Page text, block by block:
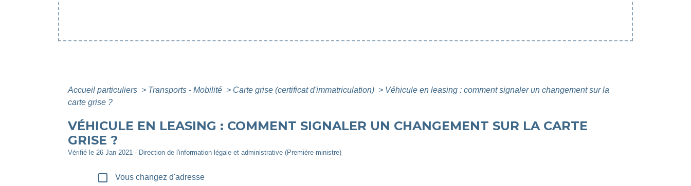
Accueil particuliers > Transports - Mobilité > Carte grise (certificat d'immatriculation) > Véhicule en leasing : comment signaler un changement sur la
carte grise ?
VÉHICULE EN LEASING : COMMENT SIGNALER UN CHANGEMENT SUR LA CARTE
GRISE ?
Vérifié le 26 Jan 2021 - Direction de l'information légale et administrative (Première ministre)
check_box_outline_blank Vous changez d'adresse